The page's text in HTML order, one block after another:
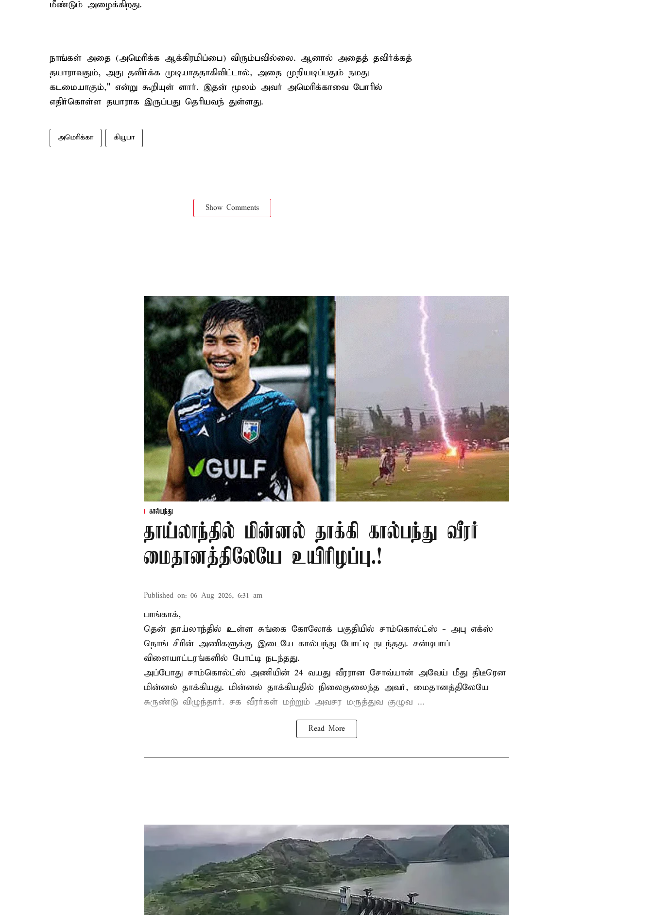
மீண்டும் அழைக்கிறது.
நாங்கள் அதை (அமெரிக்க ஆக்கிரமிப்பை) விரும்பவில்லை. ஆனால் அதைத் தவிர்க்கத்
தயாராவதும், அது தவிர்க்க முடியாததாகிவிட்டால், அதை முறியடிப்பதும் நமது
கடமையாகும்," என்று கூறியுள் ளார். இதன் மூலம் அவர் அமெரிக்காவை போரில்
எதிர்கொள்ள தயாராக இருப்பது தெரியவந் துள்ளது.
அமெரிக்கா கியூபா
Show Comments
கால்பந்து
தாய்லாந்தில் மின்னல் தாக்கி கால்பந்து வீரர்
மைதானத்திலேயே உயிரிழப்பு.!
Published on: 06 Aug 2026, 6:31 am
பாங்காக்,
தென் தாய்லாந்தில் உள்ள சுங்கை கோலோக் பகுதியில் சாம்கொல்ட்ஸ் - அபு எக்ஸ்
நொங் சிரின் அணிகளுக்கு இடையே கால்பந்து போட்டி நடந்தது. சன்டிபாப்
விளையாட்டரங்களில் போட்டி நடந்தது.
அப்போது சாம்கொல்ட்ஸ் அணியின் 24 வயது வீரரான சோவ்யான் அவேய் மீது திடீரென
மின்னல் தாக்கியது. மின்னல் தாக்கியதில் நிலைகுலைந்த அவர், மைதானத்திலேயே
சுருண்டு விழுந்தார். சக வீரர்கள் மற்றும் அவசர மருத்துவ குழுவ ...
Read More